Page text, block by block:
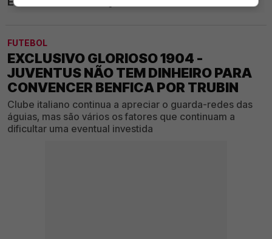
FUTEBOL
EXCLUSIVO GLORIOSO 1904 -
JUVENTUS NÃO TEM DINHEIRO PARA
CONVENCER BENFICA POR TRUBIN
Clube italiano continua a apreciar o guarda-redes das
águias, mas são vários os fatores que continuam a
dificultar uma eventual investida